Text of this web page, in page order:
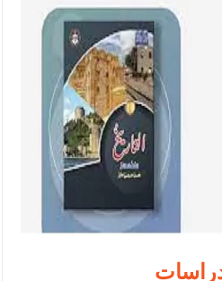
مشروع تعديل قانون الملكية العقارية
إدارية واسعة في الداخلية (اسماء)
اليومية ويؤكد حرص مجلس النواب
فاعلة مع الإعلام
الثالثة) إلى مراجعة منصة خدمة
الملك يلتقي مجموعة من رفاق السلاح